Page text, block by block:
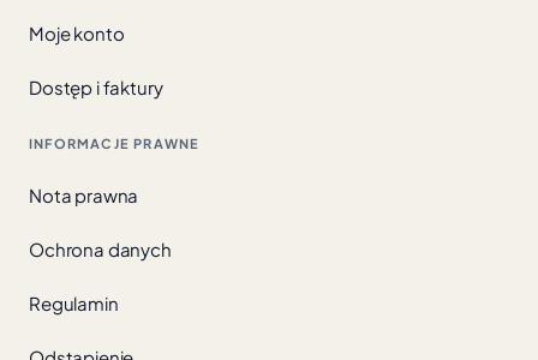
Moje konto
Dostęp i faktury
INFORMACJE PRAWNE
Nota prawna
Ochrona danych
Regulamin